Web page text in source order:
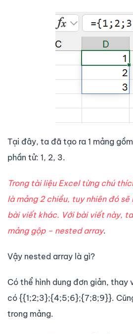
Tại đây, ta đã tạo ra 1 mảng
phần tử: 1, 2, 3.
Trong tài liệu Excel từng chú
là mảng 2 chiều, tuy nhiên đó
bài viết khác. Với bài viết này,
mảng gộp – nested array.
Vậy nested array là gì?
Có thể hình dung đơn giản, thay
có {{1;2;3};{4;5;6};{7;8;9}}.
trong mảng.